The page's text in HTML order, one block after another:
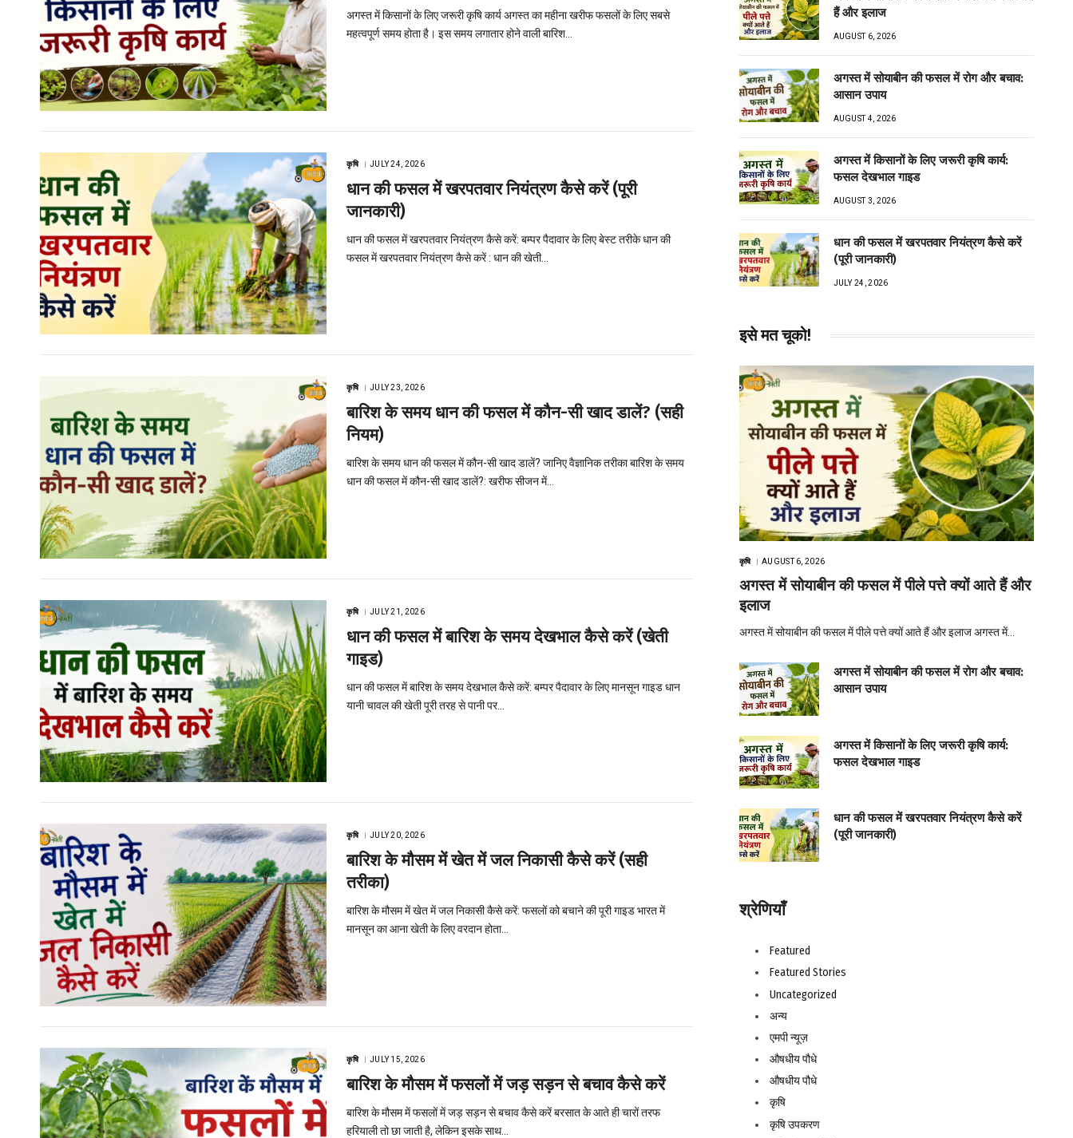
अगस्त में किसानों के लिए जरूरी कृषि कार्य अगस्त का महीना खरीफ फसलों के लिए सबसे
महत्वपूर्ण समय होता है। इस समय लगातार होने वाली बारिश…
कृषि JULY 24, 2026
धान की फसल में खरपतवार नियंत्रण कैसे करें (पूरी
जानकारी)
धान की फसल में खरपतवार नियंत्रण कैसे करें: बम्पर पैदावार के लिए बेस्ट तरीके धान की
फसल में खरपतवार नियंत्रण कैसे करें : धान की खेती…
कृषि JULY 23, 2026
बारिश के समय धान की फसल में कौन-सी खाद डालें? (सही
नियम)
बारिश के समय धान की फसल में कौन-सी खाद डालें? जानिए वैज्ञानिक तरीका बारिश के समय
धान की फसल में कौन-सी खाद डालें?: खरीफ सीजन में…
कृषि JULY 21, 2026
धान की फसल में बारिश के समय देखभाल कैसे करें (खेती
गाइड)
धान की फसल में बारिश के समय देखभाल कैसे करें: बम्पर पैदावार के लिए मानसून गाइड धान
यानी चावल की खेती पूरी तरह से पानी पर…
कृषि JULY 20, 2026
बारिश के मौसम में खेत में जल निकासी कैसे करें (सही
तरीका)
बारिश के मौसम में खेत में जल निकासी कैसे करें: फसलों को बचाने की पूरी गाइड भारत में
मानसून का आना खेती के लिए वरदान होता…
कृषि JULY 15, 2026
बारिश के मौसम में फसलों में जड़ सड़न से बचाव कैसे करें
बारिश के मौसम में फसलों में जड़ सड़न से बचाव कैसे करें बरसात के आते ही चारों तरफ
हरियाली तो छा जाती है, लेकिन इसके साथ…
हैं और इलाज
AUGUST 6, 2026
अगस्त में सोयाबीन की फसल में रोग और बचाव:
आसान उपाय
AUGUST 4, 2026
अगस्त में किसानों के लिए जरूरी कृषि कार्य:
फसल देखभाल गाइड
AUGUST 3, 2026
धान की फसल में खरपतवार नियंत्रण कैसे करें
(पूरी जानकारी)
JULY 24, 2026
इसे मत चूको!
कृषि AUGUST 6, 2026
अगस्त में सोयाबीन की फसल में पीले पत्ते क्यों आते हैं और
इलाज
अगस्त में सोयाबीन की फसल में पीले पत्ते क्यों आते हैं और इलाज अगस्त में…
अगस्त में सोयाबीन की फसल में रोग और बचाव:
आसान उपाय
अगस्त में किसानों के लिए जरूरी कृषि कार्य:
फसल देखभाल गाइड
धान की फसल में खरपतवार नियंत्रण कैसे करें
(पूरी जानकारी)
श्रेणियाँ
Featured
Featured Stories
Uncategorized
अन्य
एमपी न्यूज़
औषधीय पौधे
औषधीय पौधे
कृषि
कृषि उपकरण